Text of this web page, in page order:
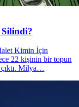
Silindi?
Kimin İçin
22 kişinin bir topun
çıktı. Milya…